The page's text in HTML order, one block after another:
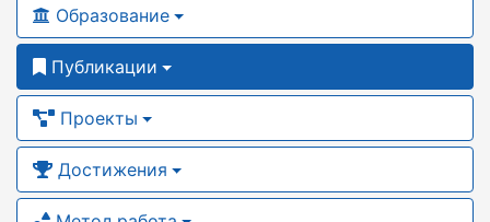
Образование
Публикации
Проекты
Достижения